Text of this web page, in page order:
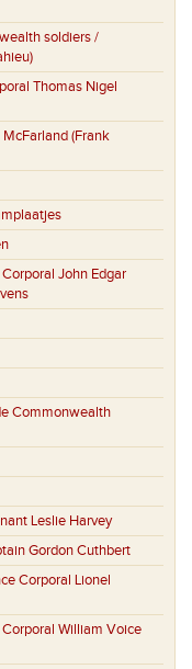
soldiers /
Thomas Nigel
(Frank
John Edgar
Commonwealth
Leslie Harvey
Gordon Cuthbert
Corporal Lionel
William Voice